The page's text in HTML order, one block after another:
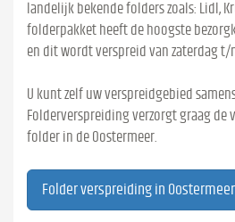
landelijk bekende folders zoals: Lidl,
folderpakket heeft de hoogste
en dit wordt verspreid van zaterdag t/
U kunt zelf uw verspreidgebied
Folderverspreiding verzorgt graag de
folder in de Oostermeer.
Folder verspreiding in